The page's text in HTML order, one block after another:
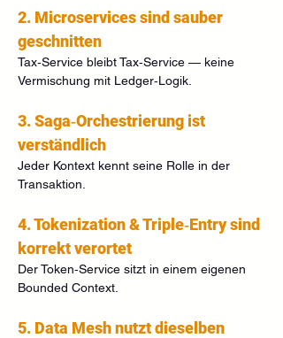
2. Microservices sind sauber
geschnitten
Tax‑Service bleibt Tax‑Service — keine
Vermischung mit Ledger‑Logik.
3. Saga‑Orchestrierung ist
verständlich
Jeder Kontext kennt seine Rolle in der
Transaktion.
4. Tokenization & Triple‑Entry sind
korrekt verortet
Der Token‑Service sitzt in einem eigenen
Bounded Context.
5. Data Mesh nutzt dieselben